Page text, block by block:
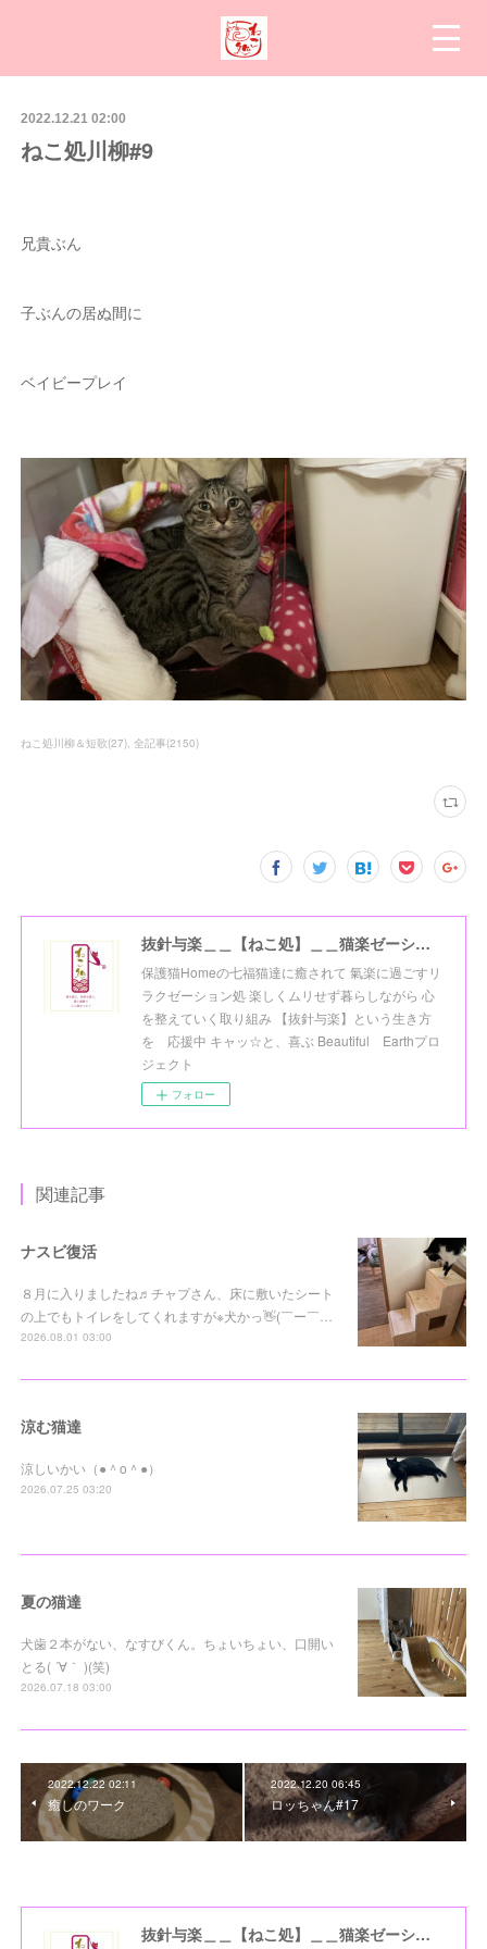
2022.12.21 02:00
ねこ処川柳#9
兄貴ぶん
子ぶんの居ぬ間に
ベイビープレイ
ねこ処川柳＆短歌(27) 全記事(2150)
抜針与楽＿＿【ねこ処】＿＿猫楽ゼーションHome☆
保護猫Homeの七福猫達に癒されて 氣楽に過ごすリ
ラクゼーション処 楽しくムリせず暮らしながら 心
を整えていく取り組み 【抜針与楽】という生き方
を 応援中 キャッ☆と、喜ぶ Beautiful Earthプロ
ジェクト
フォロー
関連記事
ナスビ復活
８月に入りましたね♬チャプさん、床に敷いたシート
の上でもトイレをしてくれますが※犬かっ👋(￣ー￣…
2026.08.01 03:00
涼む猫達
涼しいかい（●＾o＾●）
2026.07.25 03:20
夏の猫達
犬歯２本がない、なすびくん。ちょいちょい、口開い
とる( ´∀｀ )(笑)
2026.07.18 03:00
2022.12.22 02:11
癒しのワーク
2022.12.20 06:45
ロッちゃん#17
抜針与楽＿＿【ねこ処】＿＿猫楽ゼーションHome☆